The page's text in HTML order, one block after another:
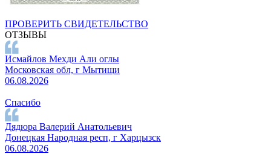
ПРОВЕРИТЬ СВИДЕТЕЛЬСТВО
ОТЗЫВЫ
Исмайлов Мехди Али оглы
Московская обл, г Мытищи
06.08.2026
Спасибо
Дядюра Валерий Анатольевич
Донецкая Народная респ, г Харцызск
06.08.2026